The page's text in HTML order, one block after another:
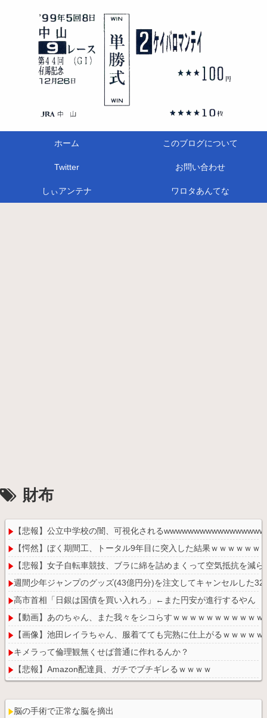
ホーム このブログについて
Twitter お問い合わせ
しぃアンテナ ワロタあんてな
財布
【悲報】公立中学校の闇、可視化される
【愕然】ぼく期間工、トータル9年目に突入した結果ｗｗｗｗｗｗ
【悲報】女子自転車競技、ブラに綿を詰めまくって空気抵抗を減
週間少年ジャンプのグッズ(43億円分)を注文してキャンセルした32
高市首相「日銀は国債を買い入れろ」←また円安が進行するやん
【動画】あのちゃん、また我々をシコらすｗｗｗｗｗｗｗｗｗｗ
【画像】池田レイラちゃん、服着てても完熟に仕上がるｗｗｗｗ
キメラって倫理観無くせば普通に作れるんか？
【悲報】Amazon配達員、ガチでブチギレるｗｗｗｗ
脳の手術で正常な脳を摘出